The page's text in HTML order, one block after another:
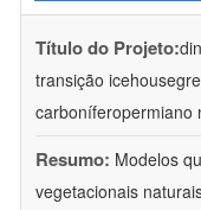
Título do Projeto:
transição
Resumo: Modelos
vegetacionais